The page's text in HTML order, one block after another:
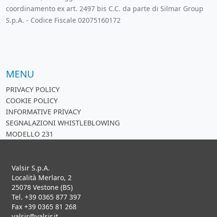
coordinamento ex art. 2497 bis C.C. da parte di Silmar Group
S.p.A. - Codice Fiscale 02075160172
MENU
PRIVACY POLICY
COOKIE POLICY
INFORMATIVE PRIVACY
SEGNALAZIONI WHISTLEBLOWING
MODELLO 231
Valsir S.p.A.
Località Merlaro, 2
25078 Vestone (BS)
Tel. +39 0365 877 397
Fax +39 0365 81 268